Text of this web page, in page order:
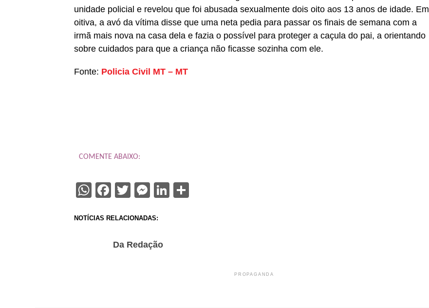
unidade policial e revelou que foi abusada sexualmente dois oito aos 13 anos de idade. Em
oitiva, a avó da vítima disse que uma neta pedia para passar os finais de semana com a
irmã mais nova na casa dela e fazia o possível para proteger a caçula do pai, a orientando
sobre cuidados para que a criança não ficasse sozinha com ele.
Fonte: Policia Civil MT – MT
COMENTE ABAIXO:
WhatsApp
Facebook
TwitterMessenger
LinkedIn
NOTÍCIAS RELACIONADAS:
Da Redação
PROPAGANDA